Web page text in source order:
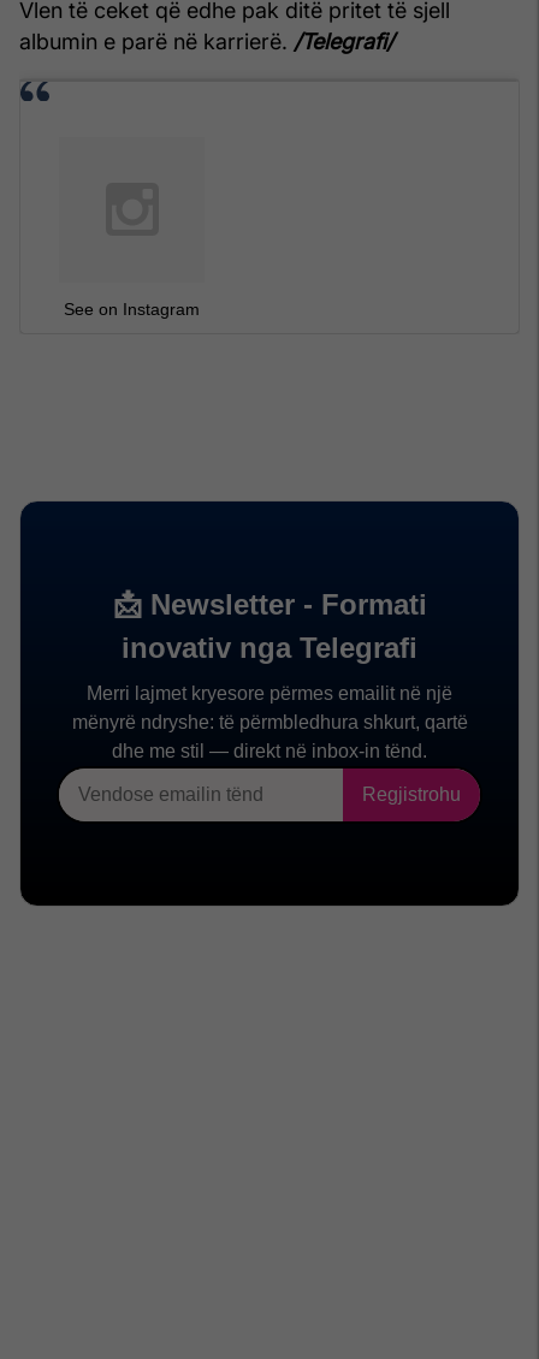
Vlen të ceket që edhe pak ditë pritet të sjell
albumin e parë në karrierë. /Telegrafi/
See on Instagram